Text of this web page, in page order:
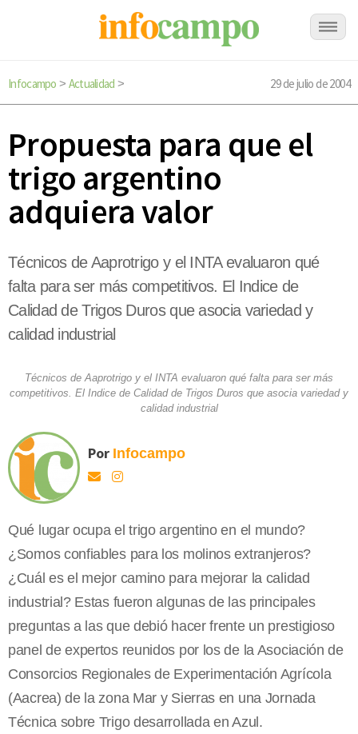
Infocampo > Actualidad > 29 de julio de 2004
Propuesta para que el
trigo argentino
adquiera valor
Técnicos de Aaprotrigo y el INTA evaluaron qué
falta para ser más competitivos. El Indice de
Calidad de Trigos Duros que asocia variedad y
calidad industrial
Técnicos de Aaprotrigo y el INTA evaluaron qué falta para ser más
competitivos. El Indice de Calidad de Trigos Duros que asocia variedad y
calidad industrial
Por Infocampo
Qué lugar ocupa el trigo argentino en el mundo?
¿Somos confiables para los molinos extranjeros?
¿Cuál es el mejor camino para mejorar la calidad
industrial? Estas fueron algunas de las principales
preguntas a las que debió hacer frente un prestigioso
panel de expertos reunidos por los de la Asociación de
Consorcios Regionales de Experimentación Agrícola
(Aacrea) de la zona Mar y Sierras en una Jornada
Técnica sobre Trigo desarrollada en Azul.